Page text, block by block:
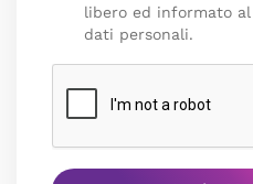
libero ed informato
dati personali.